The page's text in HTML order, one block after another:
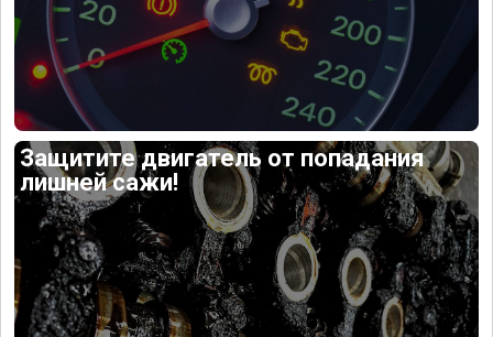
Защитите двигатель от попадания
лишней сажи!